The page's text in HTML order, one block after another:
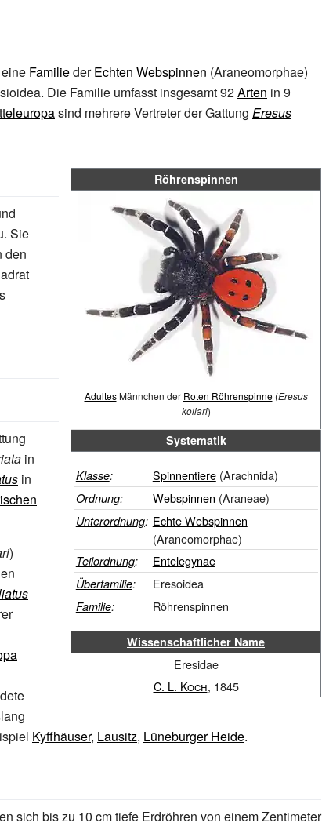
FamiliederEchten Webspinnen (Araneomorphae)
. Die Familie umfasst insgesamt 92Arten in 9
sind mehrere Vertreter der Gattung Eresus
Röhrenspinnen
AdultesMännchen der Roten Röhrenspinne(Eresus
kollari)
Systematik
Klasse: Spinnentiere(Arachnida)
Ordnung: Webspinnen (Araneae)
Unterordnung: Echte Webspinnen
(Araneomorphae)
Teilordnung: Entelegynae
Überfamilie: Eresoidea
Familie: Röhrenspinnen
Wissenschaftlicher Name
Eresidae
C. L. Koch, 1845
Sie
den
in
in
)
Kyffhäuser, Lausitz, Lüneburger Heide.
sich bis zu 10 cm tiefe Erdröhren von einem Zentimeter